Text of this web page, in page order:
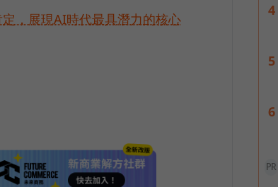
，展現AI時代最具潛力的核心
4
5
6
PR